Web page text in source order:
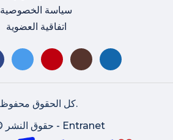
سياسة الخصوصية
اتفاقية العضوية
كل الحقوق محفوظة.
حقوق النشر © 2026 - Entranet